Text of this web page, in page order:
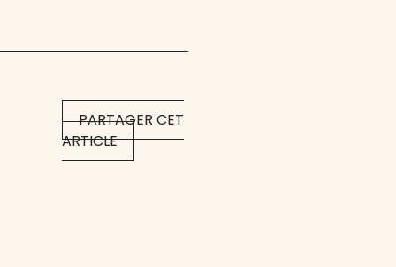
PARTAGER CET
ARTICLE